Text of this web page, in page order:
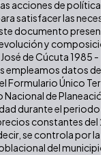
acciones de política
satisfacer las
documento
y
de Cúcuta 1985 -
empleamos datos del
Formulario Único
de Planeación
durante el periodo,
constantes del
se controla por la
del municipio